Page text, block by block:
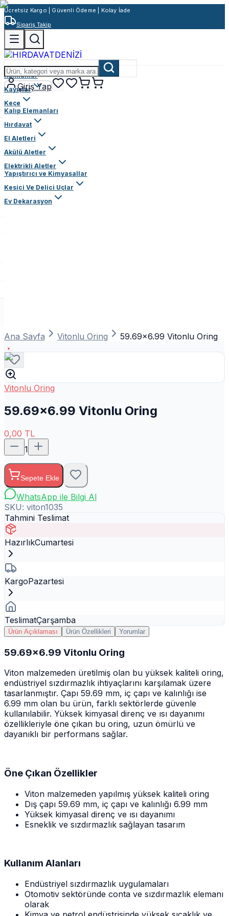
Ücretsiz Kargo | Güvenli Ödeme | Kolay İade
Sipariş Takip
Giriş Yap
Rulmanlar
Kayışlar
Keçe
Kalıp Elemanları
Hırdavat
El Aletleri
Akülü Aletler
Elektrikli Aletler
Yapıştırıcı ve Kimyasallar
Kesici Ve Delici Uçlar
Ev Dekarasyon
Ana Sayfa Vitonlu Oring 59.69x6.99 Vitonlu Oring
Vitonlu Oring
59.69x6.99 Vitonlu Oring
0,00 TL
1
Sepete Ekle
WhatsApp ile Bilgi Al
SKU: viton1035
Tahmini Teslimat
HazırlıkCumartesi
KargoPazartesi
TeslimatÇarşamba
Ürün Açıklaması Ürün Özellikleri Yorumlar
59.69x6.99 Vitonlu Oring
Viton malzemeden üretilmiş olan bu yüksek kaliteli oring,
endüstriyel sızdırmazlık ihtiyaçlarını karşılamak üzere
tasarlanmıştır. Çapı 59.69 mm, iç çapı ve kalınlığı ise
6.99 mm olan bu ürün, farklı sektörlerde güvenle
kullanılabilir. Yüksek kimyasal direnç ve ısı dayanımı
özellikleriyle öne çıkan bu oring, uzun ömürlü ve
dayanıklı bir performans sağlar.
Öne Çıkan Özellikler
Viton malzemeden yapılmış yüksek kaliteli oring
Dış çapı 59.69 mm, iç çapı ve kalınlığı 6.99 mm
Yüksek kimyasal direnç ve ısı dayanımı
Esneklik ve sızdırmazlık sağlayan tasarım
Kullanım Alanları
Endüstriyel sızdırmazlık uygulamaları
Otomotiv sektöründe conta ve sızdırmazlık elemanı
olarak